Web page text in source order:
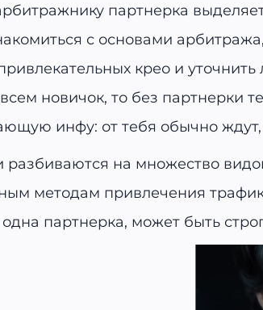
партнерка
с основами
крео и
новичок, то без партнерки
инфу: от тебя обычно ждут,
разбиваются на множество
методам привлечения
одна партнерка, может быть